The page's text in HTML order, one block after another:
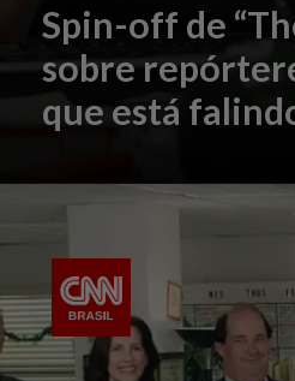
Spin-off de
sobre
que está